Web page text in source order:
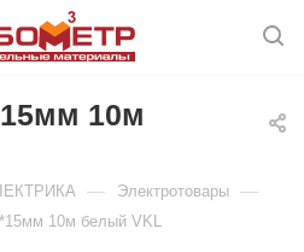
10м
— Электротовары —
10м белый VKL